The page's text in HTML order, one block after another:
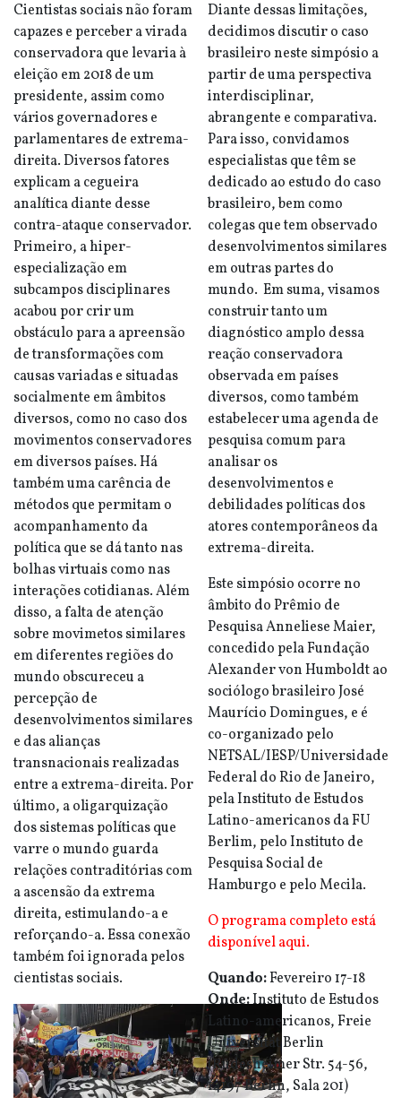
Cientistas sociais não foram
capazes e perceber a virada
conservadora que levaria à
eleição em 2018 de um
presidente, assim como
vários governadores e
parlamentares de extrema-
direita. Diversos fatores
explicam a cegueira
analítica diante desse
contra-ataque conservador.
Primeiro, a hiper-
especialização em
subcampos disciplinares
acabou por crir um
obstáculo para a apreensão
de transformações com
causas variadas e situadas
socialmente em âmbitos
diversos, como no caso dos
movimentos conservadores
em diversos países. Há
também uma carência de
métodos que permitam o
acompanhamento da
política que se dá tanto nas
bolhas virtuais como nas
interações cotidianas. Além
disso, a falta de atenção
sobre movimetos similares
em diferentes regiões do
mundo obscureceu a
percepção de
desenvolvimentos similares
e das alianças
transnacionais realizadas
entre a extrema-direita. Por
último, a oligarquização
dos sistemas políticas que
varre o mundo guarda
relações contraditórias com
a ascensão da extrema
direita, estimulando-a e
reforçando-a. Essa conexão
também foi ignorada pelos
cientistas sociais.
Diante dessas limitações,
decidimos discutir o caso
brasileiro neste simpósio a
partir de uma perspectiva
interdisciplinar,
abrangente e comparativa.
Para isso, convidamos
especialistas que têm se
dedicado ao estudo do caso
brasileiro, bem como
colegas que tem observado
desenvolvimentos similares
em outras partes do
mundo. Em suma, visamos
construir tanto um
diagnóstico amplo dessa
reação conservadora
observada em países
diversos, como também
estabelecer uma agenda de
pesquisa comum para
analisar os
desenvolvimentos e
debilidades políticas dos
atores contemporâneos da
extrema-direita.
Este simpósio ocorre no
âmbito do Prêmio de
Pesquisa Anneliese Maier,
concedido pela Fundação
Alexander von Humboldt ao
sociólogo brasileiro José
Maurício Domingues, e é
co-organizado pelo
NETSAL/IESP/Universidade
Federal do Rio de Janeiro,
pela Instituto de Estudos
Latino-americanos da FU
Berlim, pelo Instituto de
Pesquisa Social de
Hamburgo e pelo Mecila.
O programa completo está
disponível aqui.
Quando:Fevereiro 17-18
Onde:Instituto de Estudos
Latino-americanos, Freie
Universität Berlin
(Rüdesheimer Str. 54-56,
14197 Berlin, Sala 201)